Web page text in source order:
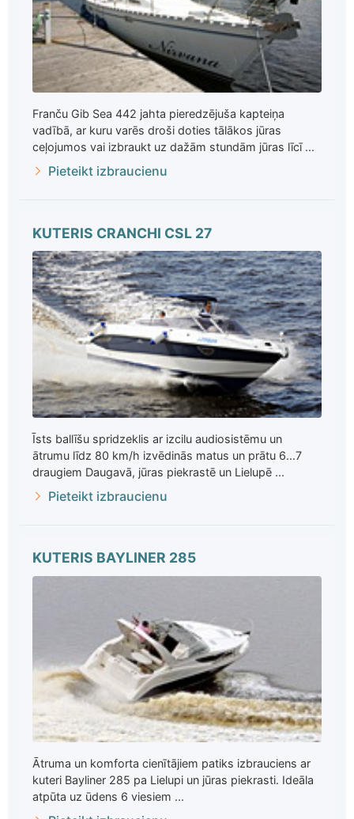
Franču Gib Sea 442 jahta pieredzējuša kapteiņa
vadībā, ar kuru varēs droši doties tālākos jūras
ceļojumos vai izbraukt uz dažām stundām jūras līcī ...
Pieteikt izbraucienu
KUTERIS CRANCHI CSL 27
Īsts ballīšu spridzeklis ar izcilu audiosistēmu un
ātrumu līdz 80 km/h izvēdinās matus un prātu 6...7
draugiem Daugavā, jūras piekrastē un Lielupē ...
Pieteikt izbraucienu
KUTERIS BAYLINER 285
Ātruma un komforta cienītājiem patiks izbrauciens ar
kuteri Bayliner 285 pa Lielupi un jūras piekrasti. Ideāla
atpūta uz ūdens 6 viesiem ...